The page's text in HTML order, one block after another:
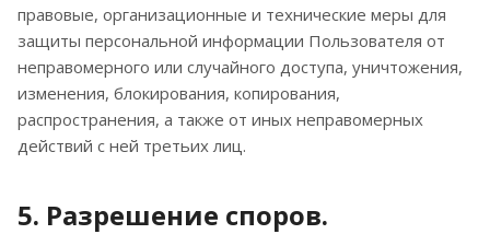
правовые, организационные и технические меры для
защиты персональной информации Пользователя от
неправомерного или случайного доступа, уничтожения,
изменения, блокирования, копирования,
распространения, а также от иных неправомерных
действий с ней третьих лиц.
5. Разрешение споров.